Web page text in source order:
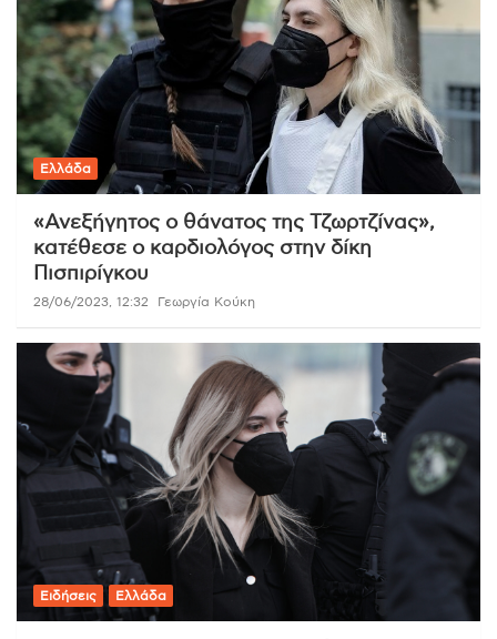
Ελλάδα
«Ανεξήγητος ο θάνατος της Τζωρτζίνας»,
κατέθεσε ο καρδιολόγος στην δίκη
Πισπιρίγκου
28/06/2023, 12:32 Γεωργία Κούκη
Ειδήσεις Ελλάδα